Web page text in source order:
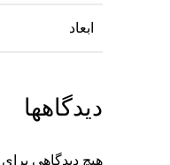
ابعاد
دیدگاهها
هیچ دیدگاهی